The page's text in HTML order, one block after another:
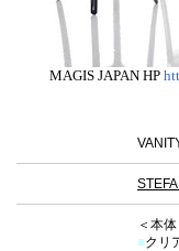
MAGIS JAPAN HP
＜本体
■クリ